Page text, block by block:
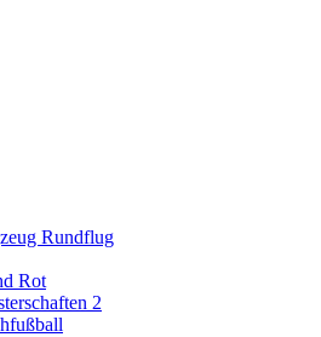
Rundflug
Rot
2